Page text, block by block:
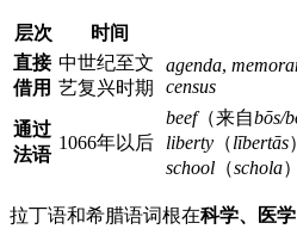
层次 时间
直接
借用
中世纪至文
艺复兴时期
agenda,
census
通过
法语
1066年以后
beef（来自bōs/
liberty （lībertās
school （schola）
拉丁语和希腊语词根在科学、医